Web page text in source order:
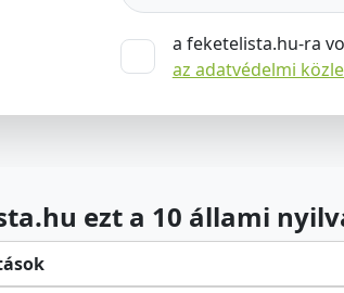
a feketelista.hu-ra
az adatvédelmi
ezt a 10 állami